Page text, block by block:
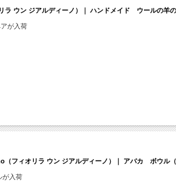
ウン ジアルディーノ）｜ ハンドメイド ウールの羊
が入荷
フィオリラ ウン ジアルディーノ）｜ アバカ ボウル
が入荷